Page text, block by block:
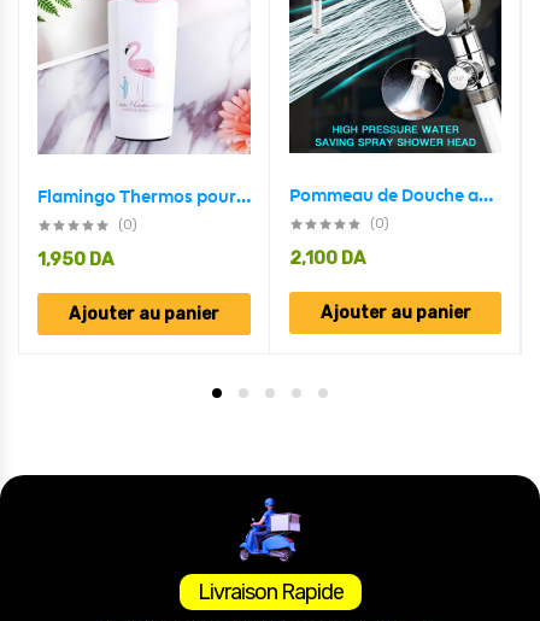
Flamingo Thermos pour tasses à café de 380ML en acier inoxydable
(0)
1,950 DA
Ajouter au panier
Pommeau de Douche avec Ventilateur Économie 360 Degrés Rotation
(0)
2,100 DA
Ajouter au panier
Livraison Rapide